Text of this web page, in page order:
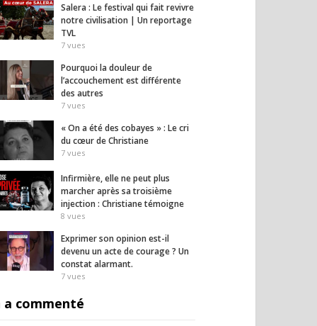
Salera : Le festival qui fait revivre
notre civilisation | Un reportage
TVL
7 vues
Pourquoi la douleur de
l’accouchement est différente
des autres
7 vues
« On a été des cobayes » : Le cri
du cœur de Christiane
7 vues
Infirmière, elle ne peut plus
marcher après sa troisième
injection : Christiane témoigne
8 vues
Exprimer son opinion est-il
devenu un acte de courage ? Un
constat alarmant.
7 vues
a commenté